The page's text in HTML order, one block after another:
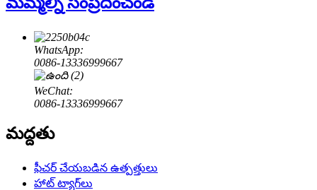
WhatsApp:
0086-13336999667
WeChat:
0086-13336999667
మద్దతు
ఫీచర్ చేయబడిన ఉత్పత్తులు
హాట్ ట్యాగ్‌లు